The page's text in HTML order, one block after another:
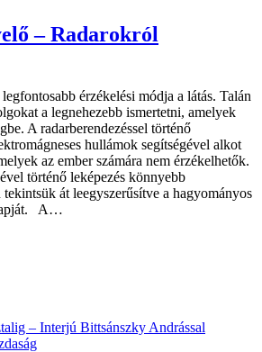
– Radarokról
érzékelési módja a látás. Talán
a legnehezebb ismertetni, amelyek
A radarberendezéssel történő
hullámok segítségével alkot
az ember számára nem érzékelhetők.
történő leképezés könnyebb
tekintsük át leegyszerűsítve a hagyományos
A…